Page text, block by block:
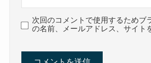
次回のコメントで使用するためブ
の名前、メールアドレス、サイト